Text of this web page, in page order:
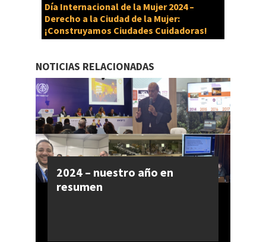
Día Internacional de la Mujer 2024 –
Derecho a la Ciudad de la Mujer:
¡Construyamos Ciudades Cuidadoras!
NOTICIAS RELACIONADAS
2024 – nuestro año en
resumen